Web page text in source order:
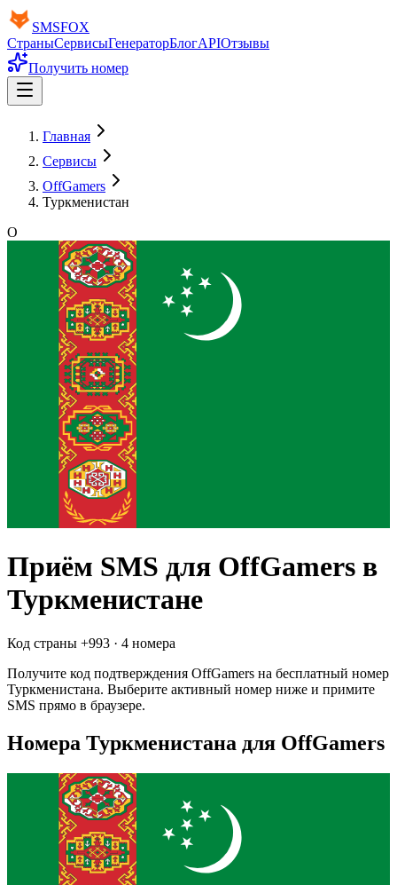
SMSFOX
СтраныСервисыГенераторБлогAPIОтзывы
Получить номер
Главная
Сервисы
OffGamers
Туркменистан
O
Приём SMS для OffGamers в
Туркменистане
Код страны +993 · 4 номера
Получите код подтверждения OffGamers на бесплатный номер
Туркменистана. Выберите активный номер ниже и примите
SMS прямо в браузере.
Номера Туркменистана для OffGamers